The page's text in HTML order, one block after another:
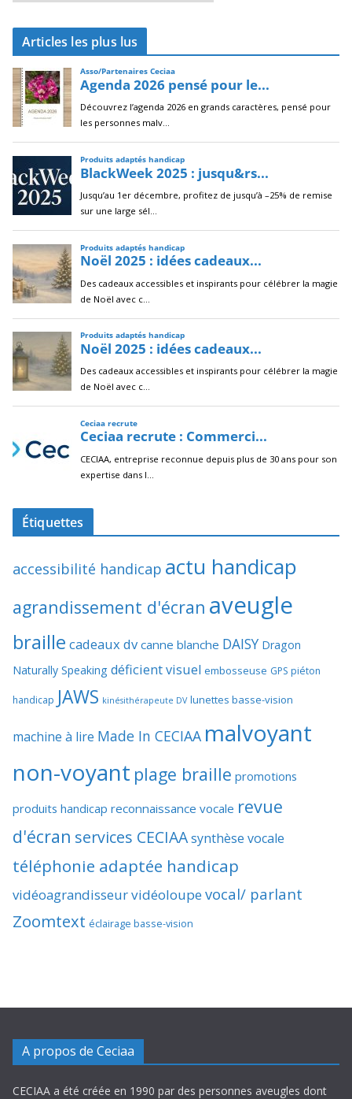
c
i
v
e
s
Articles les plus lus
Étiquettes
accessibilité handicap actu handicap
agrandissement d'écran aveugle
braille cadeaux dv canne blanche DAISY Dragon
Naturally Speaking déficient visuel embosseuse GPS piéton
handicap JAWS kinésithérapeute DV lunettes basse-vision
machine à lire Made In CECIAA malvoyant
non-voyant plage braille promotions
produits handicap reconnaissance vocale revue
d'écran services CECIAAsynthèse vocale
téléphonie adaptée handicap
vidéoagrandisseurvidéoloupevocal/ parlant
Zoomtext éclairage basse-vision
A propos de Ceciaa
CECIAA a été créée en 1990 par des personnes aveugles dont